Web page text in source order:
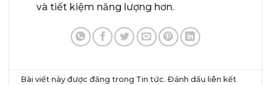
và tiết kiệm năng lượng hơn.
Bài viết này được đăng trong Tin tức. Đánh dấu liên kết